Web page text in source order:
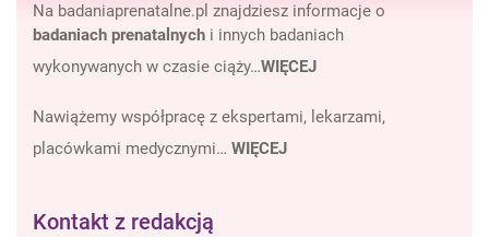
Na badaniaprenatalne.pl znajdziesz informacje o
badaniach prenatalnych i innych badaniach
wykonywanych w czasie ciąży…WIĘCEJ
Nawiążemy współpracę z ekspertami, lekarzami,
placówkami medycznymi… WIĘCEJ
Kontakt z redakcją